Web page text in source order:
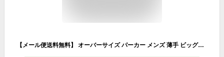
【メール便送料無料】 オーバーサイズ パーカー メンズ 薄手 ビッグシルエット ビッグパーカー プルオーバー 半袖パーカー 5分袖 6分袖 半袖 無地 黒 ブラック グレー ブルー ネイビー ワイン グリーン 大きいサイズ 夏 夏服 夏物 メンズファッション マイノリティ minority